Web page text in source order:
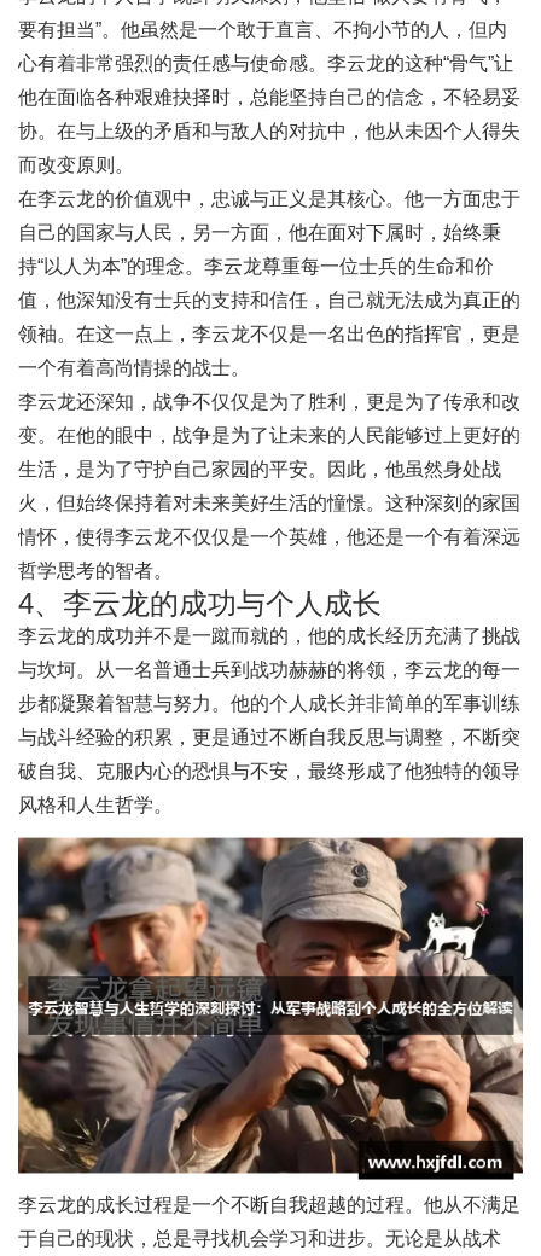
要有担当”。他虽然是一个敢于直言、不拘小节的人，但内
心有着非常强烈的责任感与使命感。李云龙的这种“骨气”让
他在面临各种艰难抉择时，总能坚持自己的信念，不轻易妥
协。在与上级的矛盾和与敌人的对抗中，他从未因个人得失
而改变原则。
在李云龙的价值观中，忠诚与正义是其核心。他一方面忠于
自己的国家与人民，另一方面，他在面对下属时，始终秉
持“以人为本”的理念。李云龙尊重每一位士兵的生命和价
值，他深知没有士兵的支持和信任，自己就无法成为真正的
领袖。在这一点上，李云龙不仅是一名出色的指挥官，更是
一个有着高尚情操的战士。
李云龙还深知，战争不仅仅是为了胜利，更是为了传承和改
变。在他的眼中，战争是为了让未来的人民能够过上更好的
生活，是为了守护自己家园的平安。因此，他虽然身处战
火，但始终保持着对未来美好生活的憧憬。这种深刻的家国
情怀，使得李云龙不仅仅是一个英雄，他还是一个有着深远
哲学思考的智者。
4、李云龙的成功与个人成长
李云龙的成功并不是一蹴而就的，他的成长经历充满了挑战
与坎坷。从一名普通士兵到战功赫赫的将领，李云龙的每一
步都凝聚着智慧与努力。他的个人成长并非简单的军事训练
与战斗经验的积累，更是通过不断自我反思与调整，不断突
破自我、克服内心的恐惧与不安，最终形成了他独特的领导
风格和人生哲学。
李云龙的成长过程是一个不断自我超越的过程。他从不满足
于自己的现状，总是寻找机会学习和进步。无论是从战术